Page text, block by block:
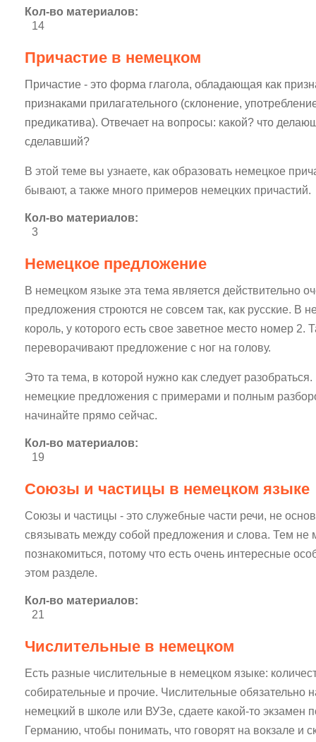
Кол-во материалов:
14
Причастие в немецком
Причастие - это форма глагола, обладающая как
признаками прилагательного (склонение,
предикатива). Отвечает на вопросы: какой? что
сделавший?
В этой теме вы узнаете, как образовать немецкое
бывают, а также много примеров немецких причастий.
Кол-во материалов:
3
Немецкое предложение
В немецком языке эта тема является действительно
предложения строются не совсем так, как русские. В
король, у которого есть свое заветное место номер 2.
переворачивают предложение с ног на голову.
Это та тема, в которой нужно как следует
немецкие предложения с примерами и полным
начинайте прямо сейчас.
Кол-во материалов:
19
Союзы и частицы в немецком языке
Союзы и частицы - это служебные части речи, не
связывать между собой предложения и слова. Тем не
познакомиться, потому что есть очень интересные
этом разделе.
Кол-во материалов:
21
Числительные в немецком
Есть разные числительные в немецком языке:
собирательные и прочие. Числительные обязательно
немецкий в школе или ВУЗе, сдаете какой-то экзамен
Германию, чтобы понимать, что говорят на вокзале и